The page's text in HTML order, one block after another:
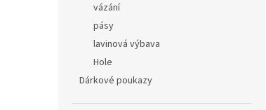
vázání
pásy
lavinová výbava
Hole
Dárkové poukazy